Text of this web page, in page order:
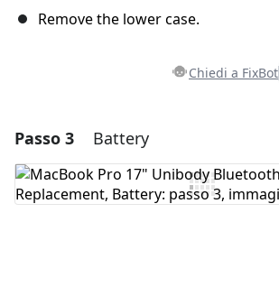
Remove the lower case.
Chiedi a FixBot
Aggiungi un commento
Aggiungi Commento
Passo 3 Battery